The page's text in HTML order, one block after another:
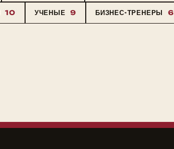
10 УЧЕНЫЕ 9 БИЗНЕС-ТРЕНЕРЫ 6